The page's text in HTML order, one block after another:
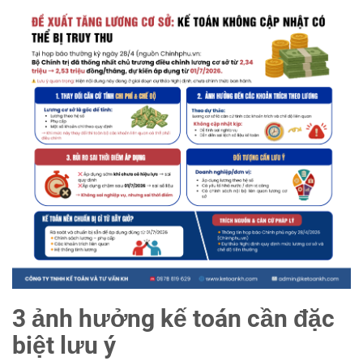
3 ảnh hưởng kế toán cần đặc
biệt lưu ý